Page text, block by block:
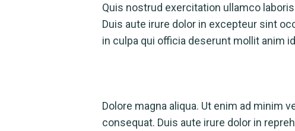
Quis nostrud exercitation ullamco
Duis aute irure dolor in excepteur sint
in culpa qui officia deserunt mollit anim
Dolore magna aliqua. Ut enim ad minim
consequat. Duis aute irure dolor in